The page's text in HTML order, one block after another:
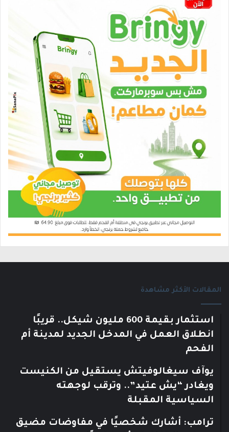
المقالات الأكثر مشاهدة
استثمار بقيمة 600 مليون شيكل.. قريبًا
انطلاق العمل في المدخل الجديد لمدينة أم
الفحم
يوآف سيغالوفيتش يستقيل من الكنيست
ويغادر “يش عتيد”.. وترقب لوجهته
السياسية المقبلة
ترامب: أشارك شخصيًا في مفاوضات مضيق